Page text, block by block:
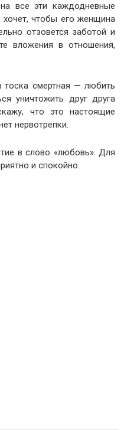
все эти каждодневные
хочет, чтобы его женщина
отзовется заботой и
вложения в отношения,
тоска смертная — любить
уничтожить друг друга
что это настоящие
нервотрепки.
в слово «любовь». Для
и спокойно.